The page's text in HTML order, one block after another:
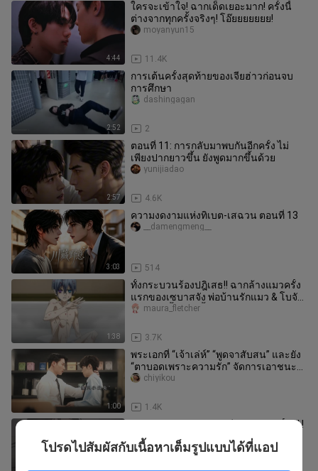
4:44
ใครจะเข้าใจ! ฉากเด็ดเยอะมาก! ครั้งนี้
ต่างจากทุกครั้งจริงๆ! โอ๊ยยยยยยย!
11.4K
moyanyun15
2:52
การเต้นครั้งสุดท้ายของเจียฮ่าวก่อนจบ
การศึกษา
2
dashingagan
2:57
ตอนที่ 11: การกลับมาพบกันอีกครั้ง ไม่
เพียงปากยาวขึ้น ยังพูดมากขึ้นด้วย
4.6K
yunijiadao
3:03
ความงดงามแห่งทิเบต-เสฉวน ตอนที่ 13
514
__damengmeng__
1:38
ทั้งกระบวนร้องปฎิเสธ!! ฉากล้างแมวครั้ง
แรกของเซบาสจัง พ่อบ้านรักแมว & โบจัง
รักแมว!! ทั้งตลก ทั้งเศร้า
3.7K
maura_fletcher
1:00
พระเอกที่ “เจ้าเล่ห์” “พูดจาสับสน” และยัง
“ตาบอดเพราะความรัก” จัดการเอาชนะ
ใจภรรยาได้อย่างไร｜ซีรีส์เก
1.4K
chiyikou
พลังงานสูงตลอด! ! ! สามีนักบวชคนนั้น! ! !
ปีศาจเฒ่ามีวันที่ยุ่งมาก และเขาก็ถูกเตะ
ด้วยซ้ำ
badiandemumutongxue
โปรดไปสัมผัสกับเนื้อหาเต็มรูปแบบได้ที่แอป